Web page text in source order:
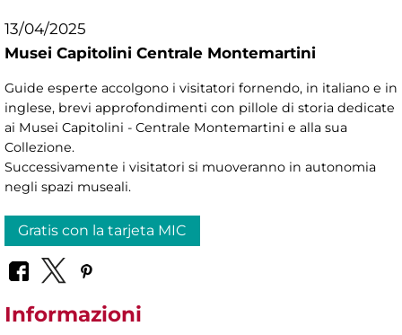
13/04/2025
Musei Capitolini Centrale Montemartini
Guide esperte accolgono i visitatori fornendo, in italiano e in
inglese, brevi approfondimenti con pillole di storia dedicate
ai Musei Capitolini - Centrale Montemartini e alla sua
Collezione.
Successivamente i visitatori si muoveranno in autonomia
negli spazi museali.
Gratis con la tarjeta MIC
Informazioni